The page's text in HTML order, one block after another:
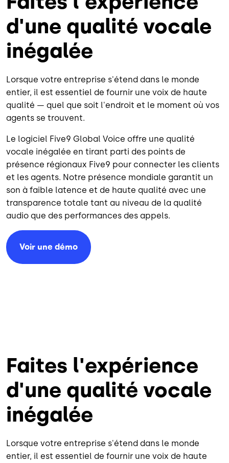
d'une qualité vocale
inégalée
Lorsque votre entreprise s'étend dans le monde
entier, il est essentiel de fournir une voix de haute
qualité — quel que soit l'endroit et le moment où vos
agents se trouvent.
Le logiciel Five9 Global Voice offre une qualité
vocale inégalée en tirant parti des points de
présence régionaux Five9 pour connecter les clients
et les agents. Notre présence mondiale garantit un
son à faible latence et de haute qualité avec une
transparence totale tant au niveau de la qualité
audio que des performances des appels.
Voir une démo
Faites l'expérience
d'une qualité vocale
inégalée
Lorsque votre entreprise s'étend dans le monde
entier, il est essentiel de fournir une voix de haute